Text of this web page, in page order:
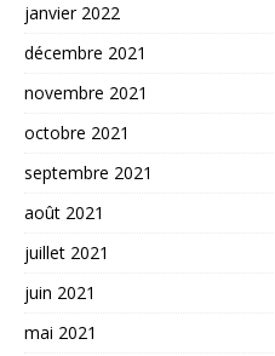
janvier 2022
décembre 2021
novembre 2021
octobre 2021
septembre 2021
août 2021
juillet 2021
juin 2021
mai 2021